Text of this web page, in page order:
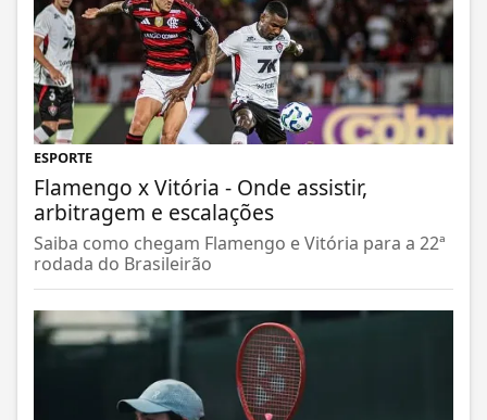
ESPORTE
Flamengo x Vitória - Onde assistir,
arbitragem e escalações
Saiba como chegam Flamengo e Vitória para a 22ª
rodada do Brasileirão